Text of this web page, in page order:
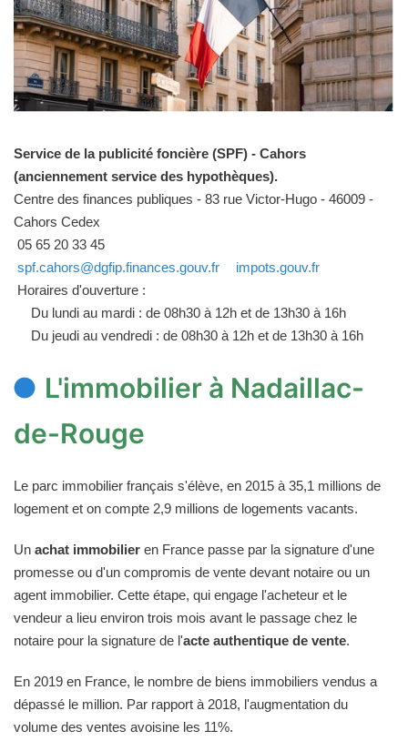
Service de la publicité foncière (SPF) - Cahors
(anciennement service des hypothèques).
Centre des finances publiques - 83 rue Victor-Hugo - 46009 -
Cahors Cedex
05 65 20 33 45
spf.cahors@dgfip.finances.gouv.fr
impots.gouv.fr
Horaires d'ouverture :
Du lundi au mardi : de 08h30 à 12h et de 13h30 à 16h
Du jeudi au vendredi : de 08h30 à 12h et de 13h30 à 16h
L'immobilier à Nadaillac-
de-Rouge
Le parc immobilier français s'élève, en 2015 à 35,1 millions de
logement et on compte 2,9 millions de logements vacants.
Un achat immobilier en France passe par la signature d'une
promesse ou d'un compromis de vente devant notaire ou un
agent immobilier. Cette étape, qui engage l'acheteur et le
vendeur a lieu environ trois mois avant le passage chez le
notaire pour la signature de l'acte authentique de vente.
En 2019 en France, le nombre de biens immobiliers vendus a
dépassé le million. Par rapport à 2018, l'augmentation du
volume des ventes avoisine les 11%.